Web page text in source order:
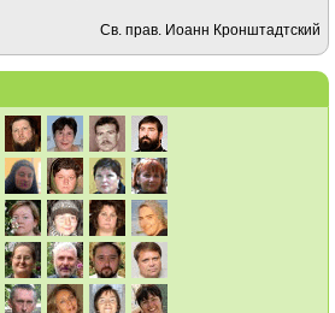
Св. прав. Иоанн Кронштадтский